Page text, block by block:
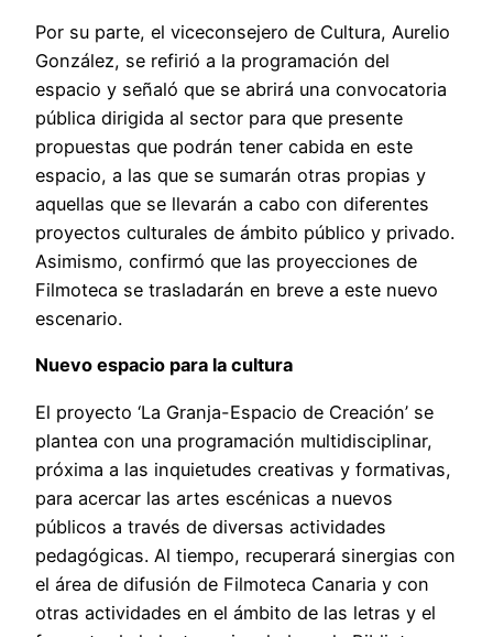
Por su parte, el viceconsejero de Cultura, Aurelio
González, se refirió a la programación del
espacio y señaló que se abrirá una convocatoria
pública dirigida al sector para que presente
propuestas que podrán tener cabida en este
espacio, a las que se sumarán otras propias y
aquellas que se llevarán a cabo con diferentes
proyectos culturales de ámbito público y privado.
Asimismo, confirmó que las proyecciones de
Filmoteca se trasladarán en breve a este nuevo
escenario.
Nuevo espacio para la cultura
El proyecto ‘La Granja-Espacio de Creación’ se
plantea con una programación multidisciplinar,
próxima a las inquietudes creativas y formativas,
para acercar las artes escénicas a nuevos
públicos a través de diversas actividades
pedagógicas. Al tiempo, recuperará sinergias con
el área de difusión de Filmoteca Canaria y con
otras actividades en el ámbito de las letras y el